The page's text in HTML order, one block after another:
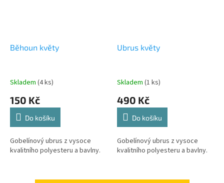
Běhoun květy
Skladem (4 ks)
150 Kč
Do košíku
Gobelínový ubrus z vysoce
kvalitního polyesteru a bavlny.
Ubrus květy
Skladem (1 ks)
490 Kč
Do košíku
Gobelínový ubrus z vysoce
kvalitního polyesteru a bavlny.